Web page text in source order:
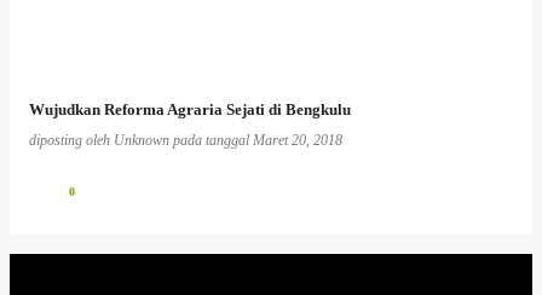
Wujudkan Reforma Agraria Sejati di Bengkulu
diposting oleh Unknown pada tanggal Maret 20, 2018
0